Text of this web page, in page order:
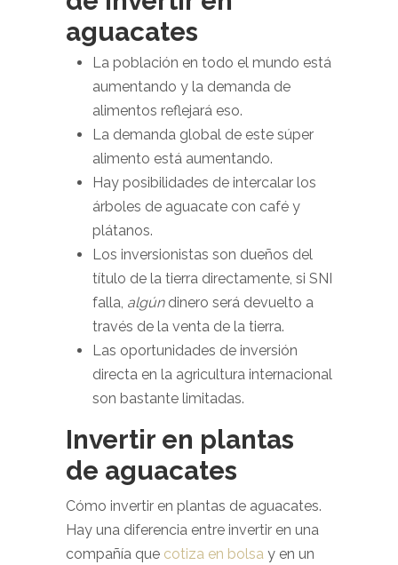
aguacates
La población en todo el mundo está
aumentando y la demanda de
alimentos reflejará eso.
La demanda global de este súper
alimento está aumentando.
Hay posibilidades de intercalar los
árboles de aguacate con café y
plátanos.
Los inversionistas son dueños del
título de la tierra directamente, si SNI
falla, algúndinero será devuelto a
través de la venta de la tierra.
Las oportunidades de inversión
directa en la agricultura internacional
son bastante limitadas.
Invertir en plantas
de aguacates
Cómo invertir en plantas de aguacates.
Hay una diferencia entre invertir en una
compañía que cotiza en bolsa y en un